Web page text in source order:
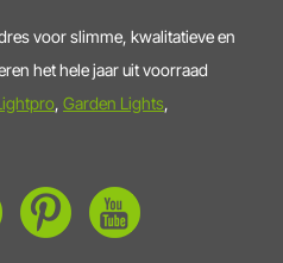
voor slimme, kwalitatieve en
het hele jaar uit voorraad
, Garden Lights,